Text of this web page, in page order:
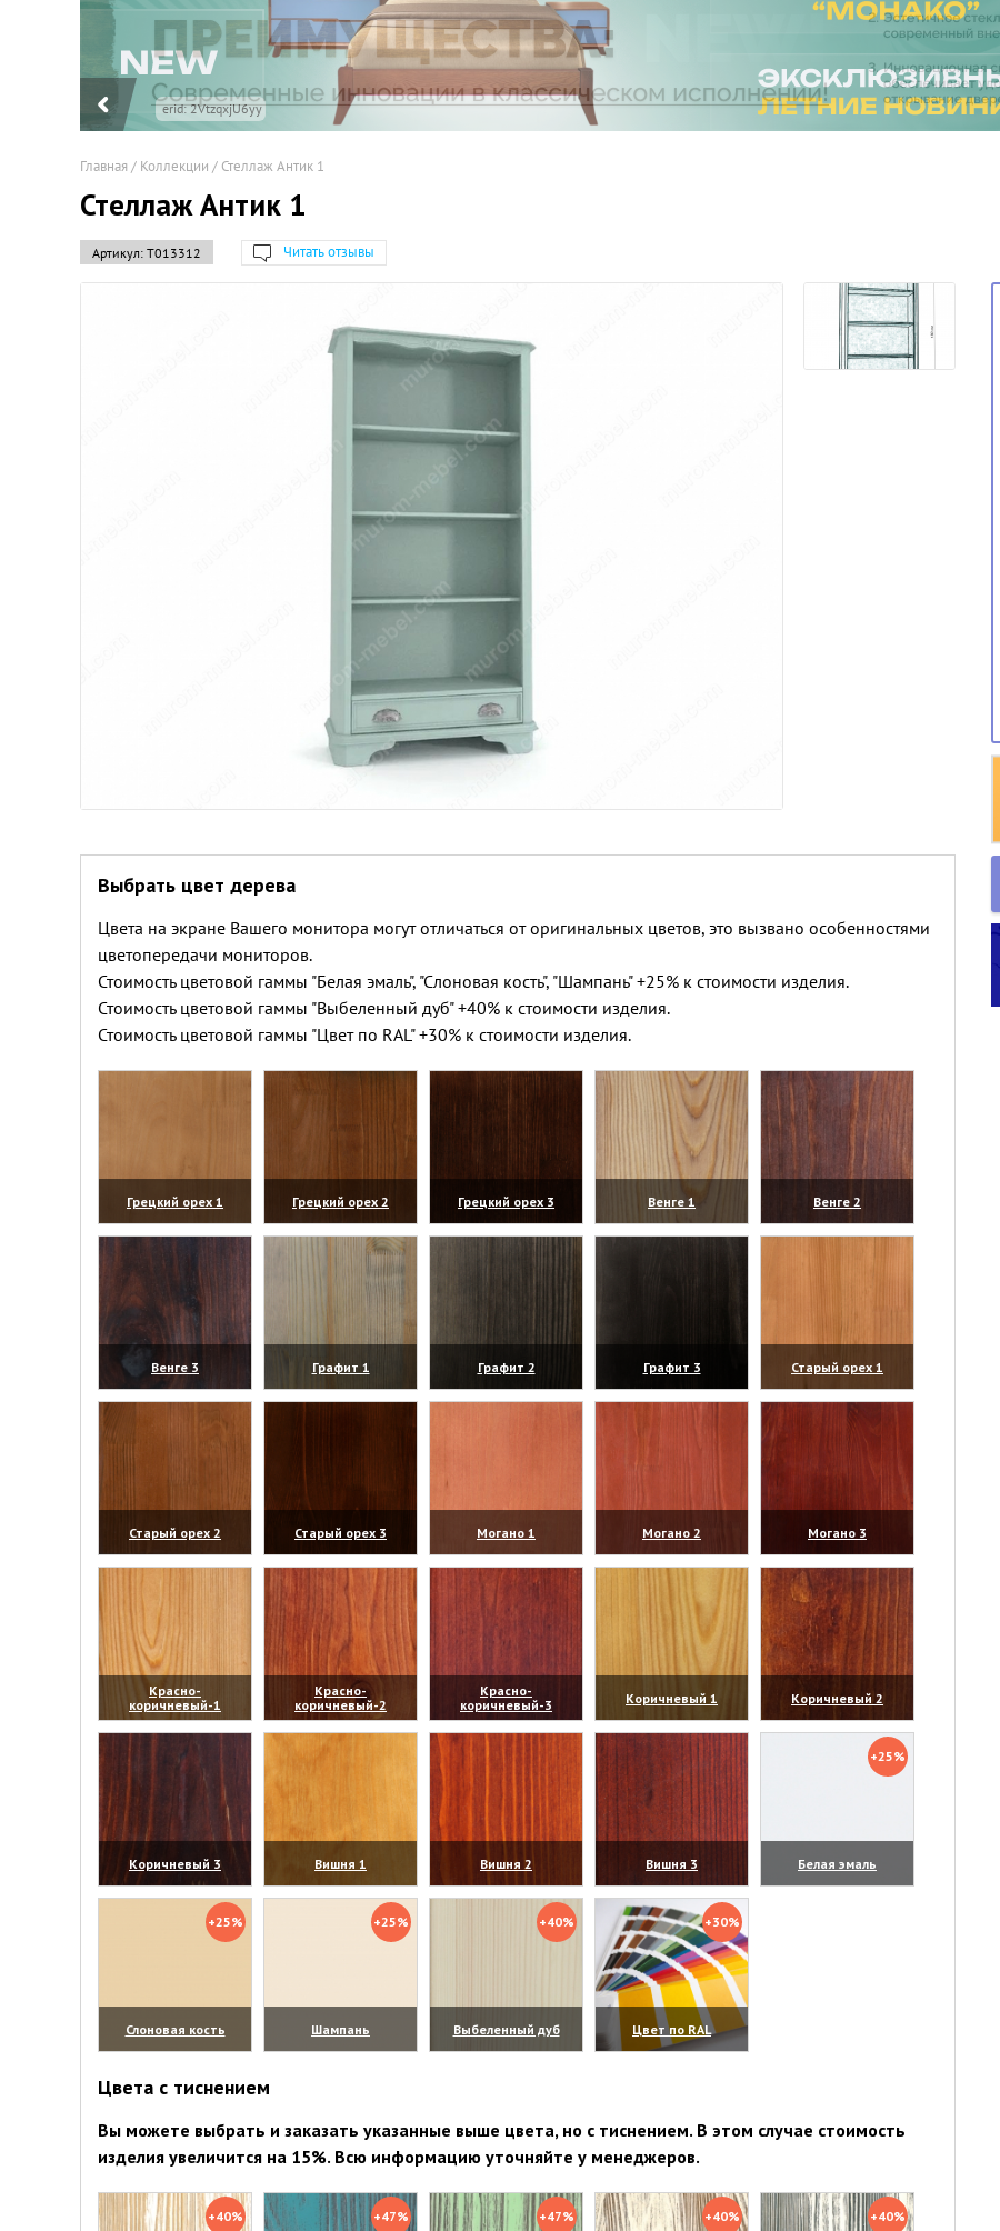
Главная/ Коллекции / Стеллаж Антик 1
Стеллаж Антик 1
Артикул: Т013312 Читать отзывы
Выбрать цвет дерева
Цвета на экране Вашего монитора могут отличаться от оригинальных цветов, это вызвано особенностями
цветопередачи мониторов.
Стоимость цветовой гаммы "Белая эмаль", "Слоновая кость", "Шампань" +25% к стоимости изделия.
Стоимость цветовой гаммы "Выбеленный дуб" +40% к стоимости изделия.
Стоимость цветовой гаммы "Цвет по RAL" +30% к стоимости изделия.
Грецкий орех 1
(увеличить)
Грецкий орех 2
(увеличить)
Грецкий орех 3
(увеличить)
Венге 1
(увеличить)
Венге 2
(увеличить)
Венге 3
(увеличить)
Графит 1
(увеличить)
Графит 2
(увеличить)
Графит 3
(увеличить)
Старый орех 1
(увеличить)
Старый орех 2
(увеличить)
Старый орех 3
(увеличить)
Могано 1
(увеличить)
Могано 2
(увеличить)
Могано 3
(увеличить)
Красно-
коричневый-1
(увеличить)
Красно-
коричневый-2
(увеличить)
Красно-
коричневый-3
(увеличить)
Коричневый 1
(увеличить)
Коричневый 2
(увеличить)
Коричневый 3
(увеличить)
Вишня 1
(увеличить)
Вишня 2
(увеличить)
Вишня 3
(увеличить)
+25%
Белая эмаль
(увеличить)
+25%
Слоновая кость
(увеличить)
+25%
Шампань
(увеличить)
+40%
Выбеленный дуб
(увеличить)
+30%
Цвет по RAL
(увеличить)
Цвета с тиснением
Вы можете выбрать и заказать указанные выше цвета, но с тиснением. В этом случае стоимость
изделия увеличится на 15%. Всю информацию уточняйте у менеджеров.
+40% +47% +47% +40% +40%